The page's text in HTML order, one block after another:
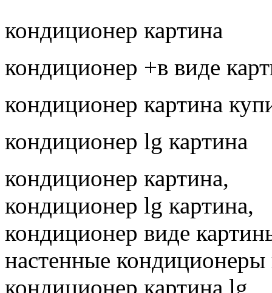
кондиционер картина
кондиционер +в виде
кондиционер картина
кондиционер lg картина
кондиционер картина,
кондиционер lg картина,
кондиционер виде
настенные
кондиционер картина lg,